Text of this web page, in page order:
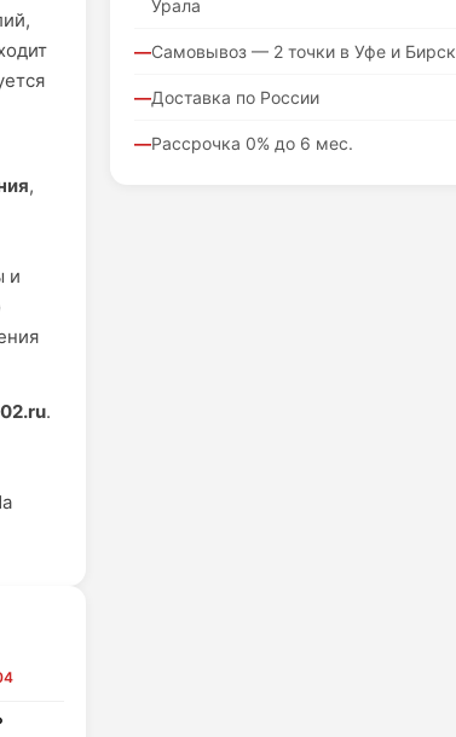
,
и
.
Урала
Самовывоз — 2 точки в Уфе и Бирск
Доставка по России
Рассрочка 0% до 6 мес.